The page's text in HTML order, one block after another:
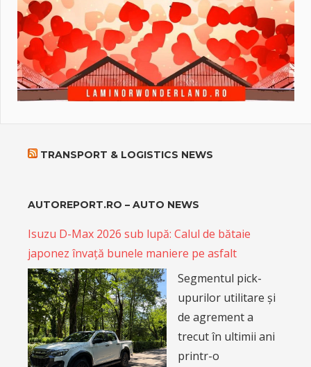
TRANSPORT & LOGISTICS NEWS
AUTOREPORT.RO – AUTO NEWS
Isuzu D-Max 2026 sub lupă: Calul de bătaie
japonez învață bunele maniere pe asfalt
Segmentul pick-
upurilor utilitare și
de agrement a
trecut în ultimii ani
printr-o